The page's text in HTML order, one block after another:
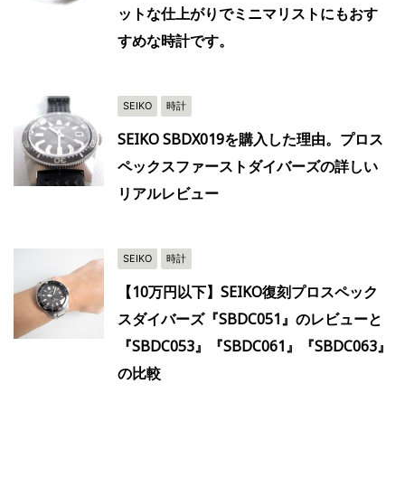
ットな仕上がりでミニマリストにもおす
すめな時計です。
SEIKO 時計
SEIKO SBDX019を購入した理由。プロス
ペックスファーストダイバーズの詳しい
リアルレビュー
SEIKO 時計
【10万円以下】SEIKO復刻プロスペック
スダイバーズ『SBDC051』のレビューと
『SBDC053』『SBDC061』『SBDC063』
の比較